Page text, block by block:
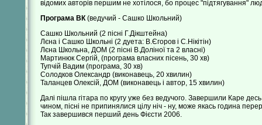
відомих авторів першим не хотілося, бо процес "підтягування"
Програма ВК(ведучий - Сашко Школьний)
Сашко Школьний (2 пісні Г.Дікштейна)
Лєна і Сашко Школьні (2 дуета: В.Єгоров і С.Нікітін)
Лєна Школьна, ДОМ (2 пісні В.Доліної та 2 власні)
Мартинюк Сергій, (програма власних пісень, 30 хв)
Тупчій Вадим (програма, 30 хв)
Солодков Олександр (виконавець, 20 хвилин)
Таланцев Олексій, ДОМ (виконавець і автор, 15 хвилин)
Далі пішла гітара по кругу уже без ведучого. Завершили Каре
чином, пісні не припинялися цілу ніч - ну, може якась година
Так завершився перший день Фієсти 2006.